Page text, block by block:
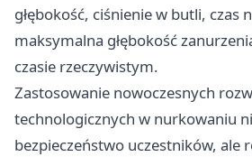
głębokość, ciśnienie w butli, czas
maksymalna głębokość
czasie rzeczywistym.
Zastosowanie nowoczesnych
technologicznych w nurkowaniu
bezpieczeństwo uczestników, ale